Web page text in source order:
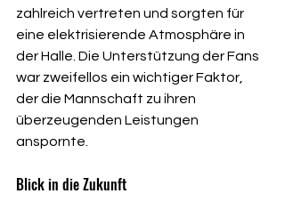
zahlreich vertreten und sorgten für
eine elektrisierende Atmosphäre in
der Halle. Die Unterstützung der Fans
war zweifellos ein wichtiger Faktor,
der die Mannschaft zu ihren
überzeugenden Leistungen
anspornte.
Blick in die Zukunft